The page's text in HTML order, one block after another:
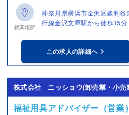
就業場所
神奈川県横浜市金沢区釜利
行線金沢文庫駅から徒歩15分
この求人の詳細へ
株式会社 ニッショウ(卸売業・小売
福祉用具アドバイザー（営